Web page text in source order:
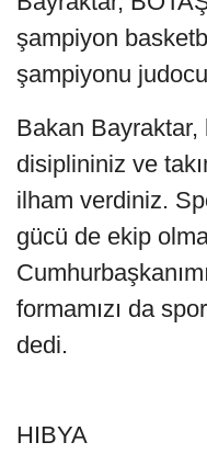
şampiyon
şampiyonu
Bakan
disiplininiz ve
ilham verdiniz.
gücü de ekip
formamızı da
dedi.
HIBYA